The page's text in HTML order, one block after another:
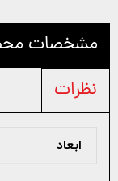
مشخصات
نظرات
ابعاد